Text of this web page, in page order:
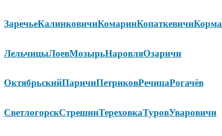
ЗаречьеКалинковичиКомаринКопаткевичиКорма
ЛельчицыЛоевМозырьНаровляОзаричи
ОктябрьскийПаричиПетриковРечицаРогачёв
СветлогорскСтрешинТереховкаТуровУваровичи